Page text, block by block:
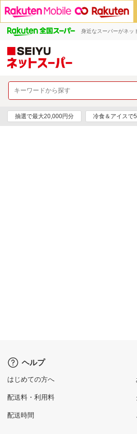
身近なスーパーがネッ
抽選で最大20,000円分 冷食＆アイスで
ヘルプ
はじめての方へ
配送料・利用料
配送時間